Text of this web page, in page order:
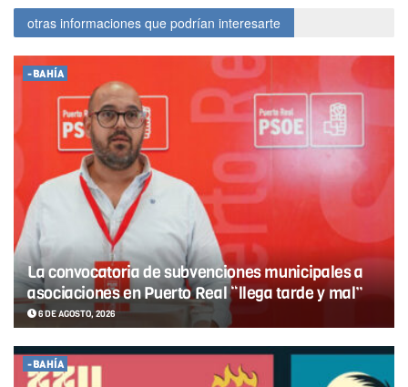
otras informaciones que podrían interesarte
-BAHÍA
La convocatoria de subvenciones municipales a
asociaciones en Puerto Real “llega tarde y mal”
6 DE AGOSTO, 2026
-BAHÍA